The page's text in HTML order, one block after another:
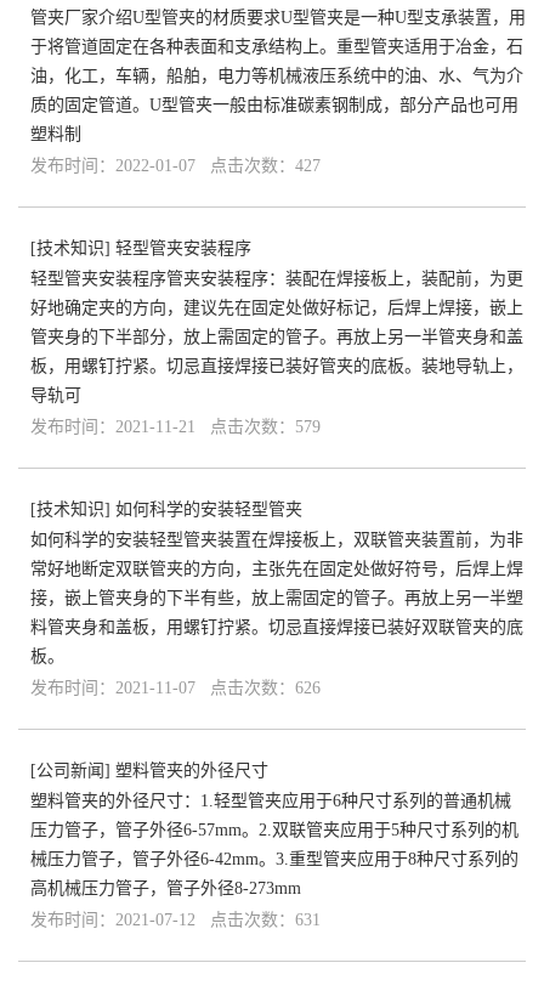
管夹厂家介绍U型管夹的材质要求U型管夹是一种U型支承装置，用
于将管道固定在各种表面和支承结构上。重型管夹适用于冶金，石
油，化工，车辆，船舶，电力等机械液压系统中的油、水、气为介
质的固定管道。U型管夹一般由标准碳素钢制成，部分产品也可用
塑料制
发布时间：2022-01-07 点击次数：427
[技术知识] 轻型管夹安装程序
轻型管夹安装程序管夹安装程序：装配在焊接板上，装配前，为更
好地确定夹的方向，建议先在固定处做好标记，后焊上焊接，嵌上
管夹身的下半部分，放上需固定的管子。再放上另一半管夹身和盖
板，用螺钉拧紧。切忌直接焊接已装好管夹的底板。装地导轨上，
导轨可
发布时间：2021-11-21 点击次数：579
[技术知识] 如何科学的安装轻型管夹
如何科学的安装轻型管夹装置在焊接板上，双联管夹装置前，为非
常好地断定双联管夹的方向，主张先在固定处做好符号，后焊上焊
接，嵌上管夹身的下半有些，放上需固定的管子。再放上另一半塑
料管夹身和盖板，用螺钉拧紧。切忌直接焊接已装好双联管夹的底
板。
发布时间：2021-11-07 点击次数：626
[公司新闻 ] 塑料管夹的外径尺寸
塑料管夹的外径尺寸：1.轻型管夹应用于6种尺寸系列的普通机械
压力管子，管子外径6-57mm。2.双联管夹应用于5种尺寸系列的机
械压力管子，管子外径6-42mm。3.重型管夹应用于8种尺寸系列的
高机械压力管子，管子外径8-273mm
发布时间：2021-07-12 点击次数：631